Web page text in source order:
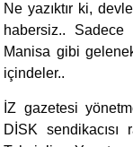
Ne yazıktır ki,
habersiz..
Manisa gibi
içindeler..
İZ gazetesi
DİSK sendikacısı